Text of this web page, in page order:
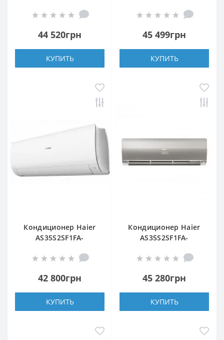
44 520грн
КУПИТЬ
AR18BXFAMWKNUA
45 499грн
КУПИТЬ
Кондиционер Haier
AS35S2SF1FA-
42 800грн
КУПИТЬ
Кондиционер Haier
AS35S2SF1FA-
45 280грн
КУПИТЬ